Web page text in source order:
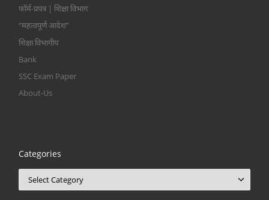
फॉर्म-प्रपत्र | शिक्षा विभाग
“महत्वपूर्ण आदेश”
शिक्षा विभागीय
Bank
SSC Exam Paper
About-Us
Categories